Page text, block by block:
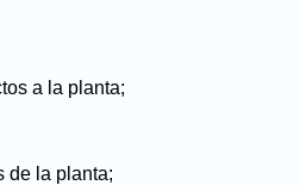
a la planta;
de la planta;